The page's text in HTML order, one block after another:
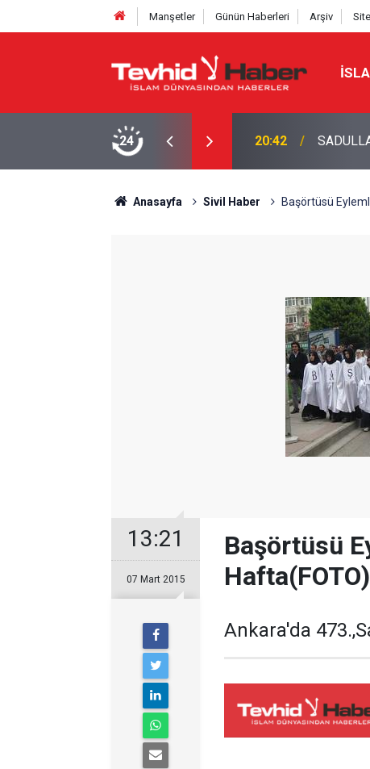
Manşetler Günün Haberleri Arşiv
24
DEĞERLENDİRDİ 20:20 Bakan
Anasayfa Sivil Haber Başörtüsü
13:21
07 Mart 2015
Başörtüsü
Hafta(FOTO)
Ankara'da